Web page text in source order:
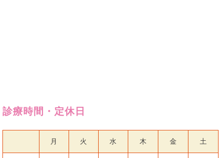
診療時間・定休日
月 火 水 木 金 土